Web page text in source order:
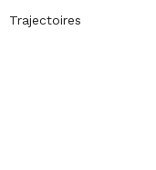
Trajectoires